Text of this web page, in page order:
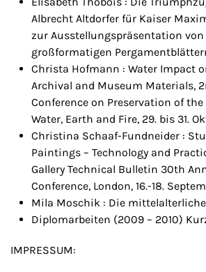
Albrecht Altdorfer für Kaiser
zur Ausstellungspräsentation von
großformatigen
Christa Hofmann : Water Impact
Archival and Museum Materials,
Conference on Preservation of
Water, Earth and Fire, 29. bis 31.
Christina Schaaf-Fundneider :
Paintings – Technology and
Gallery Technical Bulletin 30th
Conference, London, 16.-18.
Mila Moschik : Die
Diplomarbeiten (2009 – 2010)
IMPRESSUM: